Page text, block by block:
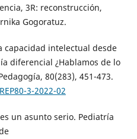
3R: reconstrucción,
Gogoratuz.
capacidad intelectual desde
diferencial ¿Hablamos de lo
80(283), 451-473.
3-2022-02
un asunto serio. Pediatría